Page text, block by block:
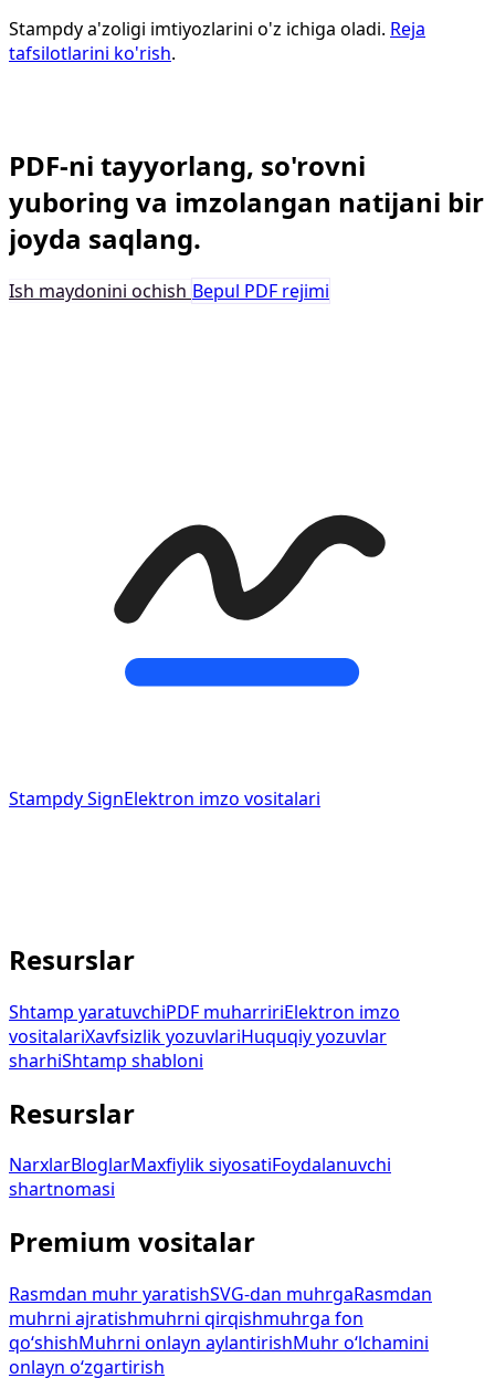
Stampdy a'zoligi imtiyozlarini o'z ichiga oladi. Reja
tafsilotlarini ko'rish.
PDF-ni tayyorlang, so'rovni
yuboring va imzolangan natijani bir
joyda saqlang.
Ish maydonini ochish Bepul PDF rejimi
Stampdy SignElektron imzo vositalari
Resurslar
Shtamp yaratuvchiPDF muharririElektron imzo
vositalariXavfsizlik yozuvlariHuquqiy yozuvlar
sharhiShtamp shabloni
Resurslar
NarxlarBloglarMaxfiylik siyosatiFoydalanuvchi
shartnomasi
Premium vositalar
Rasmdan muhr yaratishSVG-dan muhrgaRasmdan
muhrni ajratishmuhrni qirqishmuhrga fon
qo‘shishMuhrni onlayn aylantirishMuhr o‘lchamini
onlayn o‘zgartirish